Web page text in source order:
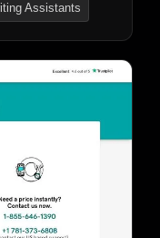
化体验。
Assistants